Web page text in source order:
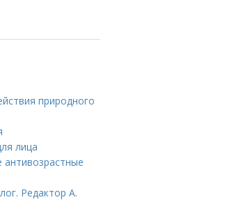
природного
лица
антивозрастные
Редактор А.